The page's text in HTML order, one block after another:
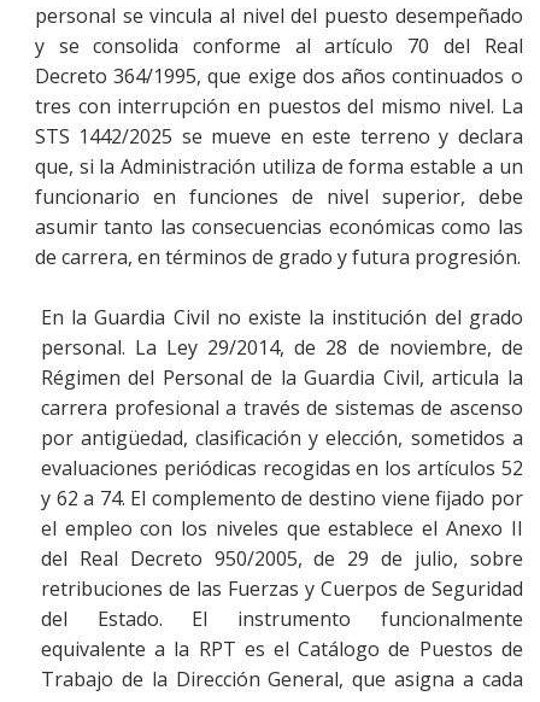
personal se vincula al nivel del puesto desempeñado
y se consolida conforme al artículo 70 del Real
Decreto 364/1995, que exige dos años continuados o
tres con interrupción en puestos del mismo nivel. La
STS 1442/2025 se mueve en este terreno y declara
que, si la Administración utiliza de forma estable a un
funcionario en funciones de nivel superior, debe
asumir tanto las consecuencias económicas como las
de carrera, en términos de grado y futura progresión.
En la Guardia Civil no existe la institución del grado
personal. La Ley 29/2014, de 28 de noviembre, de
Régimen del Personal de la Guardia Civil, articula la
carrera profesional a través de sistemas de ascenso
por antigüedad, clasificación y elección, sometidos a
evaluaciones periódicas recogidas en los artículos 52
y 62 a 74. El complemento de destino viene fijado por
el empleo con los niveles que establece el Anexo II
del Real Decreto 950/2005, de 29 de julio, sobre
retribuciones de las Fuerzas y Cuerpos de Seguridad
del Estado. El instrumento funcionalmente
equivalente a la RPT es el Catálogo de Puestos de
Trabajo de la Dirección General, que asigna a cada